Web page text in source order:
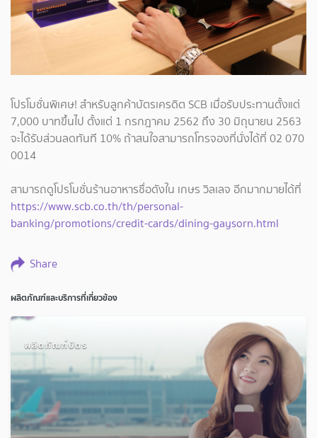
โปรโมชั่นพิเศษ! สำหรับลูกค้าบัตรเครดิต SCB เมื่อรับประทานตั้งแต่
7,000 บาทขึ้นไป ตั้งแต่ 1 กรกฎาคม 2562 ถึง 30 มิถุนายน 2563
จะได้รับส่วนลดทันที 10% ถ้าสนใจสามารถโทรจองที่นั่งได้ที่ 02 070
0014
สามารถดูโปรโมชั่นร้านอาหารชื่อดังใน เกษร วิลเลจ อีกมากมายได้ที่
https://www.scb.co.th/th/personal-
banking/promotions/credit-cards/dining-gaysorn.html
Share
ผลิตภัณฑ์และบริการที่เกี่ยวข้อง
ผลิตภัณฑ์บัตร